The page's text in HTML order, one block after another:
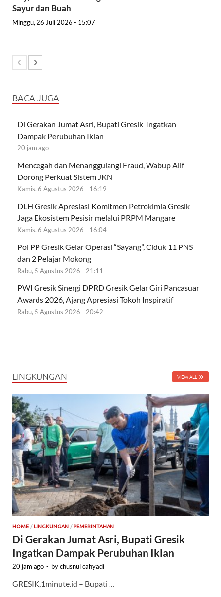
Sayur dan Buah
Minggu, 26 Juli 2026 - 15:07
BACA JUGA
Di Gerakan Jumat Asri, Bupati Gresik Ingatkan
Dampak Perubuhan Iklan
20 jam ago
Mencegah dan Menanggulangi Fraud, Wabup Alif
Dorong Perkuat Sistem JKN
Kamis, 6 Agustus 2026 - 16:19
DLH Gresik Apresiasi Komitmen Petrokimia Gresik
Jaga Ekosistem Pesisir melalui PRPM Mangare
Kamis, 6 Agustus 2026 - 16:04
Pol PP Gresik Gelar Operasi “Sayang”, Ciduk 11 PNS
dan 2 Pelajar Mokong
Rabu, 5 Agustus 2026 - 21:11
PWI Gresik Sinergi DPRD Gresik Gelar Giri Pancasuar
Awards 2026, Ajang Apresiasi Tokoh Inspiratif
Rabu, 5 Agustus 2026 - 20:42
LINGKUNGAN VIEW ALL
HOME / LINGKUNGAN / PEMERINTAHAN
Di Gerakan Jumat Asri, Bupati Gresik
Ingatkan Dampak Perubuhan Iklan
20 jam ago - bychusnul cahyadi
GRESIK,1minute.id – Bupati …